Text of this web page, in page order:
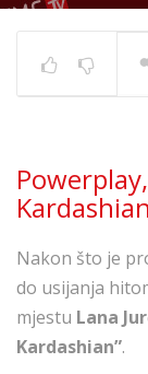
Kardashian
Nakon što je
do usijanja
mjestu Lana
Kardashian”.